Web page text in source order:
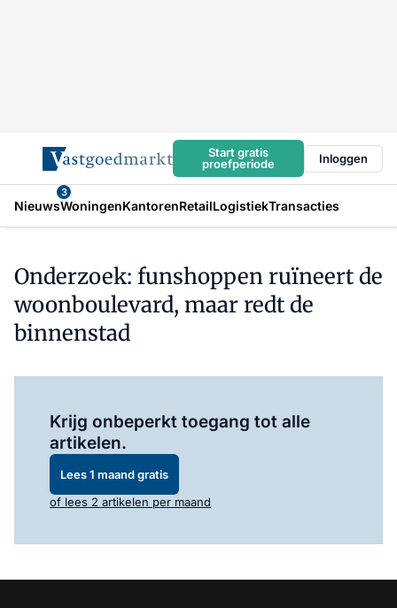
Start gratis
proefperiode
Inloggen
Nieuws
3
WoningenKantorenRetailLogistiekTransacties
Onderzoek: funshoppen ruïneert de
woonboulevard, maar redt de
binnenstad
Krijg onbeperkt toegang tot alle
artikelen.
Lees 1 maand gratis
of lees 2 artikelen per maand